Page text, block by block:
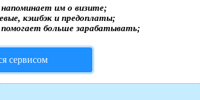
им о визите;
кэшбэк и предоплаты;
больше зарабатывать;
сервисом